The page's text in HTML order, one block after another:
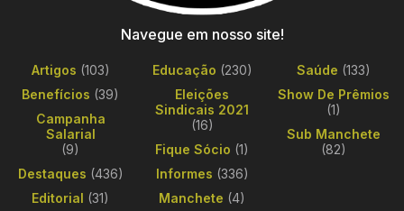
Navegue em nosso site!
Artigos (103)
Benefícios (39)
Campanha
Salarial
(9)
Destaques (436)
Editorial (31)
Educação (230)
Eleições
Sindicais 2021
(16)
Fique Sócio (1)
Informes (336)
Manchete (4)
Saúde (133)
Show De Prêmios
(1)
Sub Manchete
(82)